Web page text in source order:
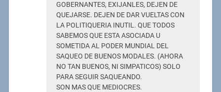
GOBERNANTES, EXIJANLES, DEJEN DE
QUEJARSE. DEJEN DE DAR VUELTAS CON
LA POLITIQUERIA INUTIL. QUE TODOS
SABEMOS QUE ESTA ASOCIADA U
SOMETIDA AL PODER MUNDIAL DEL
SAQUEO DE BUENOS MODALES. (AHORA
NO TAN BUENOS, NI SIMPATICOS) SOLO
PARA SEGUIR SAQUEANDO.
SON MAS QUE MEDIOCRES.